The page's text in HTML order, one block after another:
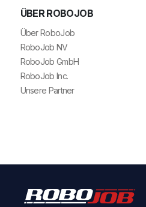
ÜBER ROBOJOB
Über RoboJob
RoboJob NV
RoboJob GmbH
RoboJob Inc.
Unsere Partner